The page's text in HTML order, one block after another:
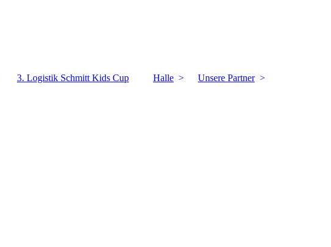
3. Logistik Schmitt Kids Cup Halle Unsere Partner